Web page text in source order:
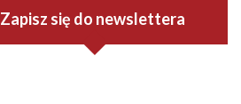
Zapisz się do newslettera